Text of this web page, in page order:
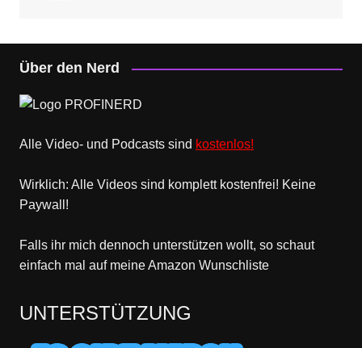
Über den Nerd
Alle Video- und Podcasts sind kostenlos!
Wirklich: Alle Videos sind komplett kostenfrei! Keine
Paywall!
Falls ihr mich dennoch unterstützen wollt, so schaut
einfach mal auf meine Amazon Wunschliste
UNTERSTÜTZUNG